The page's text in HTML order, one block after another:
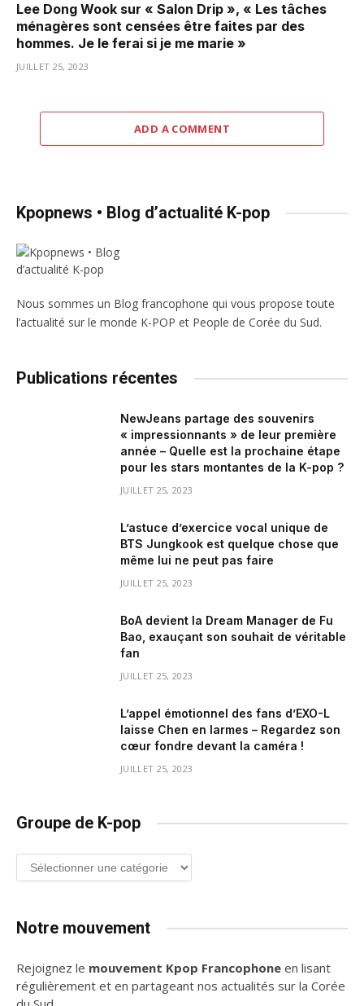
Lee Dong Wook sur « Salon Drip », « Les tâches
ménagères sont censées être faites par des
hommes. Je le ferai si je me marie »
JUILLET 25, 2023
ADD A COMMENT
Kpopnews • Blog d’actualité K-pop
Nous sommes un Blog francophone qui vous propose toute
l’actualité sur le monde K-POP et People de Corée du Sud.
Publications récentes
NewJeans partage des souvenirs
« impressionnants » de leur première
année – Quelle est la prochaine étape
pour les stars montantes de la K-pop ?
JUILLET 25, 2023
L’astuce d’exercice vocal unique de
BTS Jungkook est quelque chose que
même lui ne peut pas faire
JUILLET 25, 2023
BoA devient la Dream Manager de Fu
Bao, exauçant son souhait de véritable
fan
JUILLET 25, 2023
L’appel émotionnel des fans d’EXO-L
laisse Chen en larmes – Regardez son
cœur fondre devant la caméra !
JUILLET 25, 2023
Groupe de K-pop
Groupe
de
Notre mouvement
Rejoignez le mouvement Kpop Francophone en lisant
régulièrement et en partageant nos actualités sur la Corée